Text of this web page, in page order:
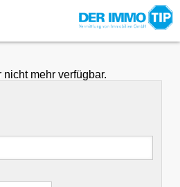
mehr verfügbar.